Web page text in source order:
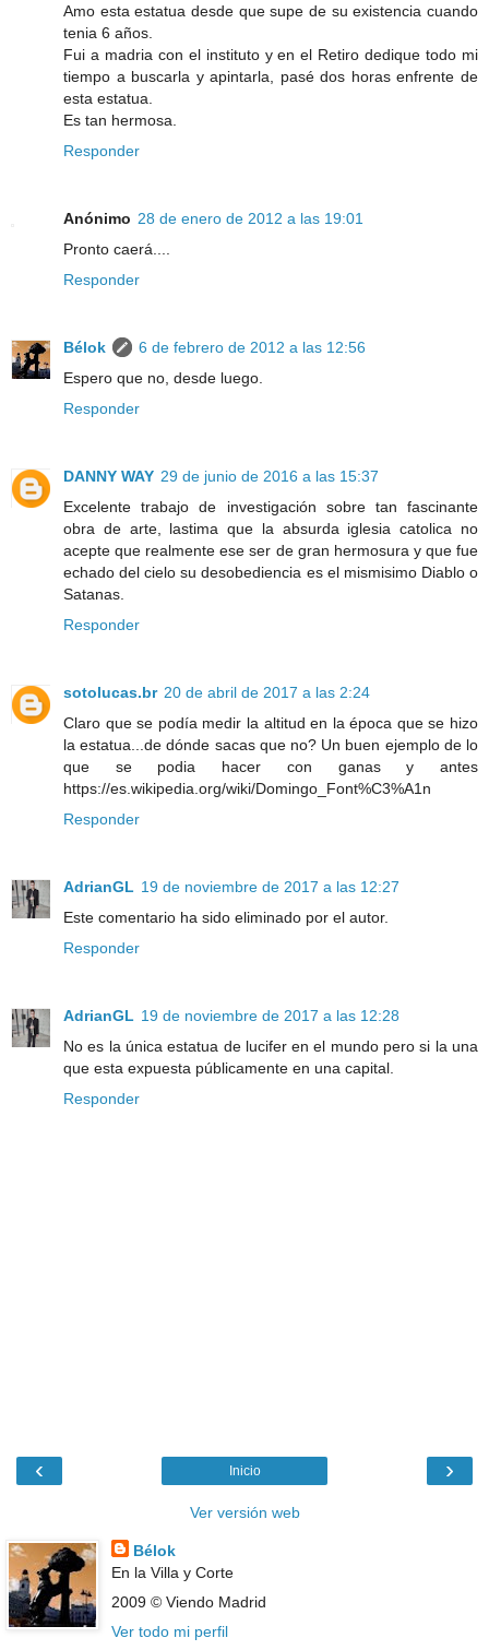
Amo esta estatua desde que supe de su existencia cuando
tenia 6 años.
Fui a madria con el instituto y en el Retiro dedique todo mi
tiempo a buscarla y apintarla, pasé dos horas enfrente de
esta estatua.
Es tan hermosa.
Responder
Anónimo 28 de enero de 2012 a las 19:01
Pronto caerá....
Responder
Bélok
6 de febrero de 2012 a las 12:56
Espero que no, desde luego.
Responder
DANNY WAY 29 de junio de 2016 a las 15:37
Excelente trabajo de investigación sobre tan fascinante
obra de arte, lastima que la absurda iglesia catolica no
acepte que realmente ese ser de gran hermosura y que fue
echado del cielo su desobediencia es el mismisimo Diablo o
Satanas.
Responder
sotolucas.br 20 de abril de 2017 a las 2:24
Claro que se podía medir la altitud en la época que se hizo
la estatua...de dónde sacas que no? Un buen ejemplo de lo
que se podia hacer con ganas y antes
https://es.wikipedia.org/wiki/Domingo_Font%C3%A1n
Responder
AdrianGL 19 de noviembre de 2017 a las 12:27
Este comentario ha sido eliminado por el autor.
Responder
AdrianGL 19 de noviembre de 2017 a las 12:28
No es la única estatua de lucifer en el mundo pero si la una
que esta expuesta públicamente en una capital.
Responder
‹ ›
Inicio
Ver versión web
Bélok
En la Villa y Corte
2009 © Viendo Madrid
Ver todo mi perfil